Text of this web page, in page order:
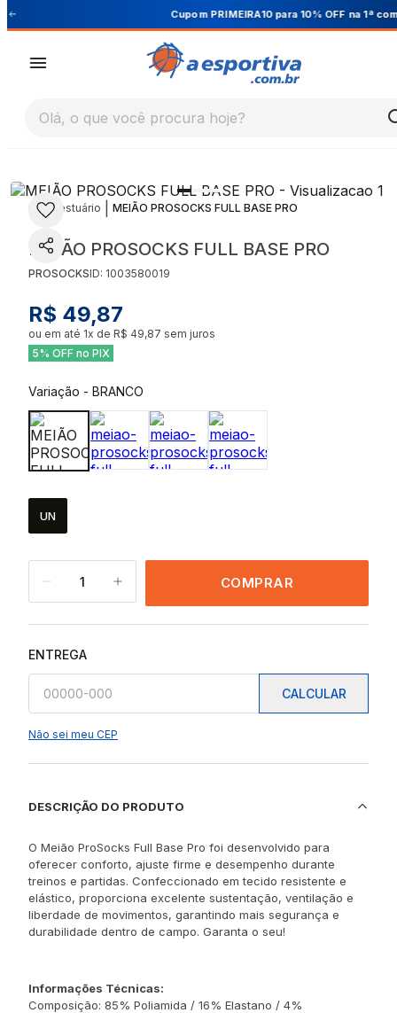
Cupom PRIMEIRA10 para 10% OFF na 1ª compra
Olá, o que você procura hoje?
| Vestuário MEIÃO PROSOCKS FULL BASE PRO
MEIÃO PROSOCKS FULL BASE PRO
PROSOCKSID: 1003580019
R$ 49,87
ou em até 1x de R$ 49,87 sem juros
5% OFF no PIX
Variação - BRANCO
UN
1 COMPRAR
ENTREGA
CALCULAR
Não sei meu CEP
DESCRIÇÃO DO PRODUTO
O Meião ProSocks Full Base Pro foi desenvolvido para
oferecer conforto, ajuste firme e desempenho durante
treinos e partidas. Confeccionado em tecido resistente e
elástico, proporciona excelente sustentação, ventilação e
liberdade de movimentos, garantindo mais segurança e
durabilidade dentro de campo. Garanta o seu!
Informações Técnicas:
Composição: 85% Poliamida / 16% Elastano / 4%